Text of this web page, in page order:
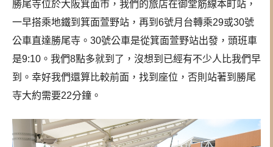
勝尾寺位於大阪箕面市，我們的旅店在御堂筋線本町站，
一早搭乘地鐵到箕面萱野站，再到6號月台轉乘29或30號
公車直達勝尾寺。30號公車是從箕面萱野站出發，頭班車
是9:10。我們8點多就到了，沒想到已經有不少人比我們早
到。幸好我們還算比較前面，找到座位，否則站著到勝尾
寺大約需要22分鐘。